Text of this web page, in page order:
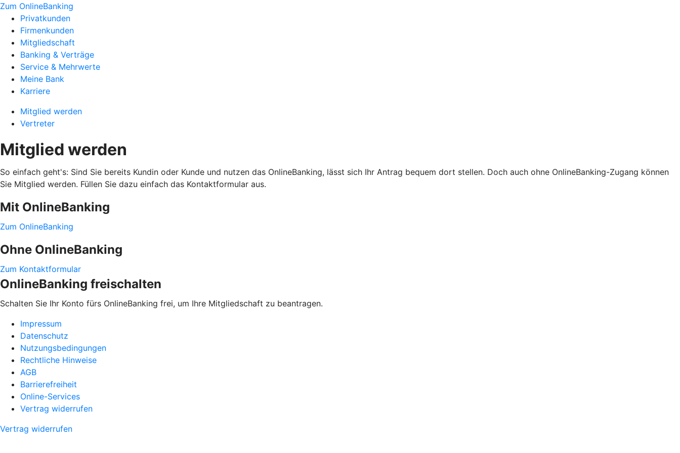
Zum OnlineBanking
Privatkunden
Firmenkunden
Mitgliedschaft
Banking & Verträge
Service & Mehrwerte
Meine Bank
Karriere
Mitglied werden
Vertreter
Mitglied werden
So einfach geht's: Sind Sie bereits Kundin oder Kunde und nutzen das OnlineBanking, lässt sich Ihr Antrag bequem dort stellen. Doch auch ohne OnlineBanking-Zugang können
Sie Mitglied werden. Füllen Sie dazu einfach das Kontaktformular aus.
Mit OnlineBanking
Zum OnlineBanking
Ohne OnlineBanking
Zum Kontaktformular
OnlineBanking freischalten
Schalten Sie Ihr Konto fürs OnlineBanking frei, um Ihre Mitgliedschaft zu beantragen.
Impressum
Datenschutz
Nutzungsbedingungen
Rechtliche Hinweise
AGB
Barrierefreiheit
Online-Services
Vertrag widerrufen
Vertrag widerrufen